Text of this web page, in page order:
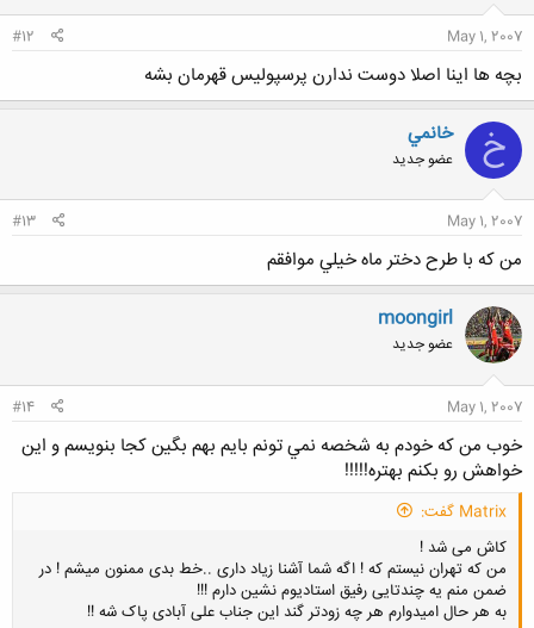
May 1, 2007
#12
بچه ها اینا اصلا دوست ندارن پرسپولیس قهرمان بشه
خ خانمي
عضو جدید
May 1, 2007
#13
من كه با طرح دختر ماه خيلي موافقم
moongirl
عضو جدید
May 1, 2007
#14
خوب من كه خودم به شخصه نمي تونم بايم بهم بگين كجا بنويسم و اين
خواهش رو بكنم بهتره!!!!!
Matrix گفت:
کاش می شد !
من که تهران نیستم که ! اگه شما آشنا زیاد داری ..خط بدی ممنون میشم ! در
ضمن منم یه چندتایی رفیق استادیوم نشین دارم !!!
به هر حال امیدوارم هر چه زودتر گند این جناب علی آبادی پاک شه !!